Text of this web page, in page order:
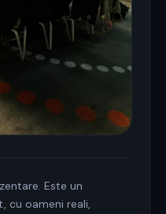
Este un
cu oameni reali,